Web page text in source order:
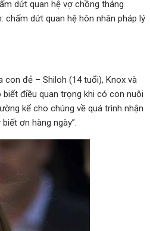
dứt quan hệ vợ chồng tháng
chấm dứt quan hệ hôn nhân pháp lý
con đẻ – Shiloh (14 tuổi), Knox và
biết điều quan trọng khi có con nuôi
kể cho chúng về quá trình nhận
ơn hàng ngày”.